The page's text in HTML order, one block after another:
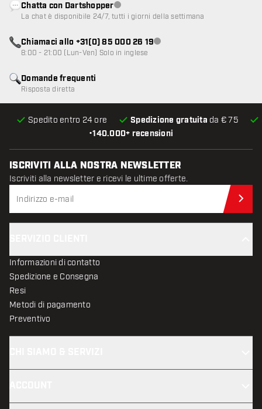
•140.000+ recensioni
Spedito entro 24 ore Spedizione gratuita da € 75
Domande frequenti
Risposta diretta
Chatta con DartshopperServizio clienti non disponibile
La chat è disponibile 24/7, tutti i giorni della settimana
Chiamaci allo +31(0) 85 000 26 19Servizio clienti non disponibile
8:00 - 21:00 (Lun-Ven) Solo in inglese
ISCRIVITI ALLA NOSTRA NEWSLETTER
Iscriviti alla newsletter e ricevi le ultime offerte.
Informazioni di contatto
Spedizione e Consegna
Resi
Metodi di pagamento
Preventivo